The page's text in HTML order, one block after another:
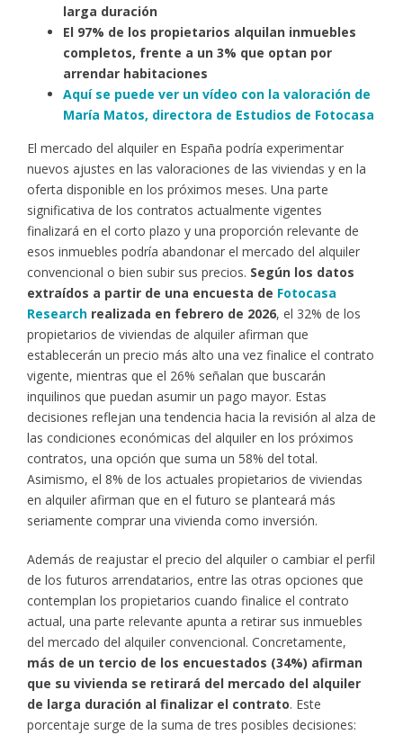
larga duración
El 97% de los propietarios alquilan inmuebles
completos, frente a un 3% que optan por
arrendar habitaciones
Aquí se puede ver un vídeo con la valoración de
María Matos, directora de Estudios de Fotocasa
El mercado del alquiler en España podría experimentar
nuevos ajustes en las valoraciones de las viviendas y en la
oferta disponible en los próximos meses. Una parte
significativa de los contratos actualmente vigentes
finalizará en el corto plazo y una proporción relevante de
esos inmuebles podría abandonar el mercado del alquiler
convencional o bien subir sus precios. Según los datos
extraídos a partir de una encuesta de Fotocasa
Researchrealizada en febrero de 2026, el 32% de los
propietarios de viviendas de alquiler afirman que
establecerán un precio más alto una vez finalice el contrato
vigente, mientras que el 26% señalan que buscarán
inquilinos que puedan asumir un pago mayor. Estas
decisiones reflejan una tendencia hacia la revisión al alza de
las condiciones económicas del alquiler en los próximos
contratos, una opción que suma un 58% del total.
Asimismo, el 8% de los actuales propietarios de viviendas
en alquiler afirman que en el futuro se planteará más
seriamente comprar una vivienda como inversión.
Además de reajustar el precio del alquiler o cambiar el perfil
de los futuros arrendatarios, entre las otras opciones que
contemplan los propietarios cuando finalice el contrato
actual, una parte relevante apunta a retirar sus inmuebles
del mercado del alquiler convencional. Concretamente,
más de un tercio de los encuestados (34%) afirman
que su vivienda se retirará del mercado del alquiler
de larga duración al finalizar el contrato. Este
porcentaje surge de la suma de tres posibles decisiones: